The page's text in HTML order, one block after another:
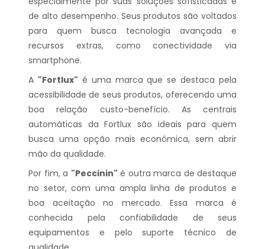
de alto desempenho. Seus produtos são voltados
para quem busca tecnologia avançada e
recursos extras, como conectividade via
smartphone.
A "Fortlux" é uma marca que se destaca pela
acessibilidade de seus produtos, oferecendo uma
boa relação custo-benefício. As centrais
automáticas da Fortlux são ideais para quem
busca uma opção mais econômica, sem abrir
mão da qualidade.
Por fim, a "Peccinin" é outra marca de destaque
no setor, com uma ampla linha de produtos e
boa aceitação no mercado. Essa marca é
conhecida pela confiabilidade de seus
equipamentos e pelo suporte técnico de